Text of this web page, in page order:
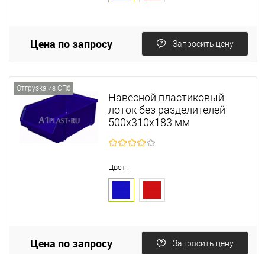
Цена по запросу Запросить цену
Отгрузка из СПб
Навесной пластиковый
лоток без разделителей
500х310х183 мм
Цвет :
Цена по запросу Запросить цену